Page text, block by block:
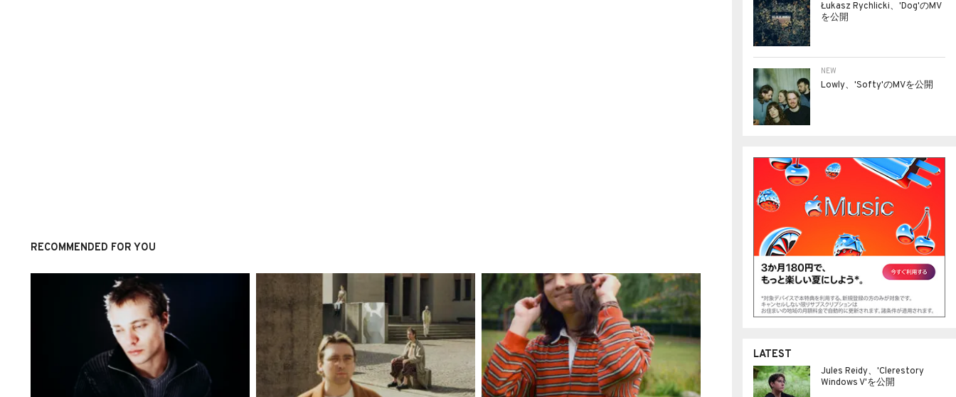
RECOMMENDED FOR YOU
Łukasz Rychlicki、'Dog'のMV
を公開
NEW
Lowly、'Softy'のMVを公開
LATEST
Jules Reidy、'Clerestory
Windows V'を公開